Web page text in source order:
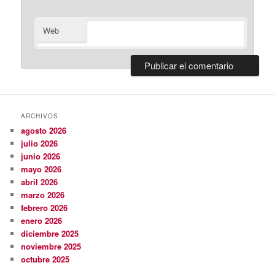
Web
ARCHIVOS
agosto 2026
julio 2026
junio 2026
mayo 2026
abril 2026
marzo 2026
febrero 2026
enero 2026
diciembre 2025
noviembre 2025
octubre 2025